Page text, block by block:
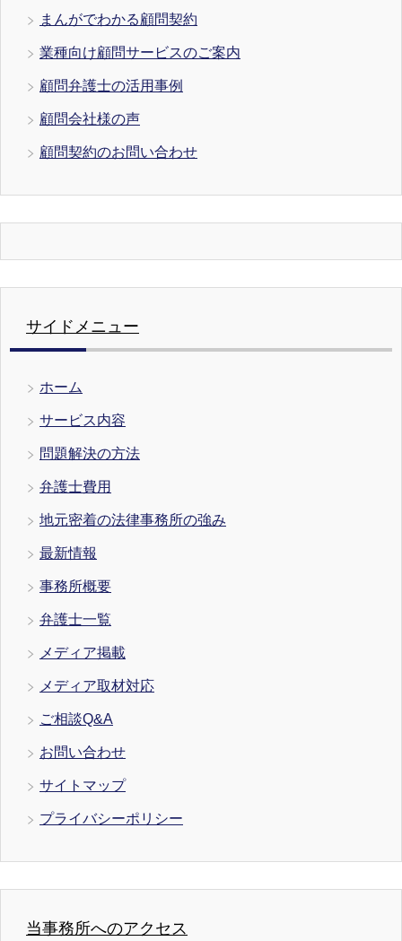
まんがでわかる顧問契約
業種向け顧問サービスのご案内
顧問弁護士の活用事例
顧問会社様の声
顧問契約のお問い合わせ
サイドメニュー
ホーム
サービス内容
問題解決の方法
弁護士費用
地元密着の法律事務所の強み
最新情報
事務所概要
弁護士一覧
メディア掲載
メディア取材対応
ご相談Q&A
お問い合わせ
サイトマップ
プライバシーポリシー
当事務所へのアクセス